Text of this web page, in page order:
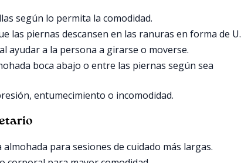
según lo permita la comodidad.
las piernas descansen en las ranuras en forma de U.
ayudar a la persona a girarse o moverse.
boca abajo o entre las piernas según sea
entumecimiento o incomodidad.
para sesiones de cuidado más largas.